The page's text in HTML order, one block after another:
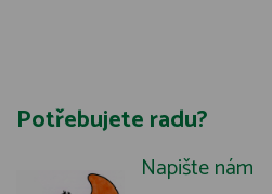
Potřebujete radu?
Napište nám